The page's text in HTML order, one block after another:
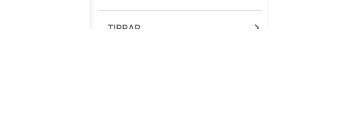
TIRRAP